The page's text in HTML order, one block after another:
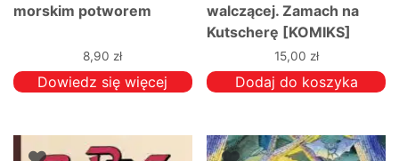
morskim potworem
8,90zł
Dowiedz się więcej
walczącej. Zamach na
Kutscherę [KOMIKS]
15,00 zł
Dodaj do koszyka